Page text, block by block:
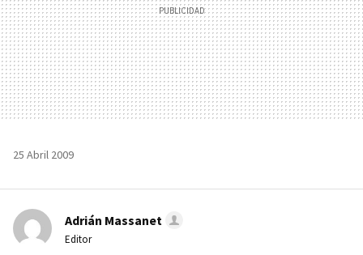
25 Abril 2009
Adrián Massanet
Editor